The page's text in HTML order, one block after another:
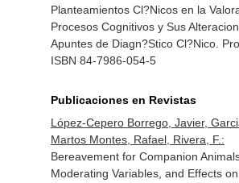
Planteamientos Cl?Nicos en la
Procesos Cognitivos y Sus
Apuntes de Diagn?Stico Cl?Nico.
ISBN 84-7986-054-5
Publicaciones en Revistas
López-Cepero Borrego, Javier,
Martos Montes, Rafael, Rivera, F.:
Bereavement for Companion
Moderating Variables, and Effects on